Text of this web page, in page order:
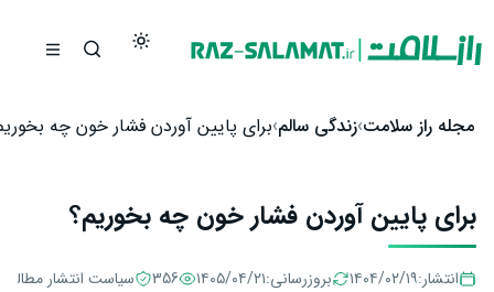
مجله راز سلامت زندگی سالم برای پایین آوردن فشار خون چه
برای پایین آوردن فشار خون چه بخوریم؟
انتشار:۱۴۰۴/۰۲/۱۹ بروزرسانی:۱۴۰۵/۰۴/۲۱ 356 سیاست انتشار مطالب